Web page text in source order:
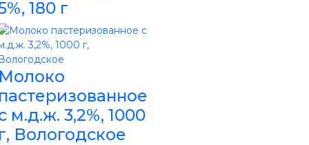
180 г
м.д.ж. 3,2%, 1000
Вологодское